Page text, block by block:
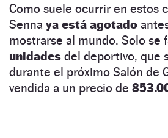
Como suele ocurrir en estos
Senna ya está agotado
mostrarse al mundo. Solo se
unidades del deportivo, que
durante el próximo Salón de
vendida a un precio de